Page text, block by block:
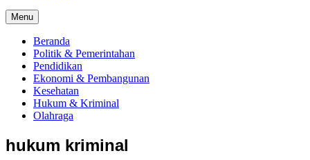
Menu
Beranda
Politik & Pemerintahan
Pendidikan
Ekonomi & Pembangunan
Kesehatan
Hukum & Kriminal
Olahraga
hukum kriminal